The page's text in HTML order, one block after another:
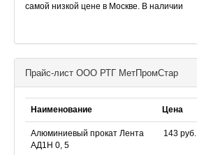
самой низкой цене в Москве. В наличии
зарубежными
Прайс-лист ООО РТГ МетПромСтар
Наименование Цена
Алюминиевый прокат Лента
АД1Н 0, 5
143 руб.